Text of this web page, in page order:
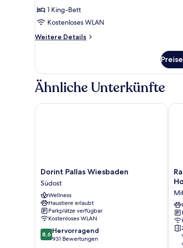
#N/A
anzeigen
1 King-Bett
Kostenloses WLAN
Weitere Details
Weitere
Ähnliche Unterkünfte
Dorint
Pallas
Wiesbaden
Südost
Dorint Pallas Wiesbaden
Südost
Wellness
Haustiere erlaubt
Parkplätze verfügbar
Kostenloses WLAN
8.6
von
8,6 Hervorragend
931 Bewertungen
Dorint Pallas Wiesbaden
Blu